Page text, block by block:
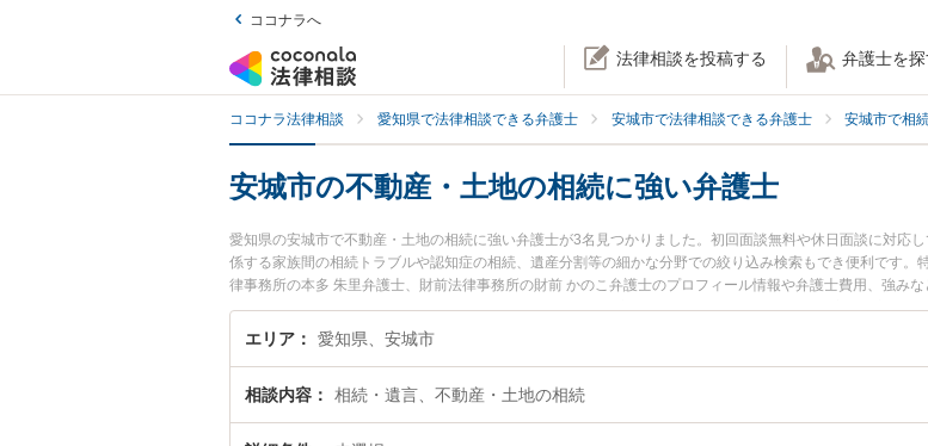
ココナラへ
法律相談を投稿する 弁護士を探
ココナラ法律相談 愛知県で法律相談できる弁護士 安城市で法律相談できる弁護士 安城市で相
安城市の不動産・土地の相続に強い弁護士
愛知県の安城市で不動産・土地の相続に強い弁護士が3名見つかりました。初回面談無料や休日面談に対応
係する家族間の相続トラブルや認知症の相続、遺産分割等の細かな分野での絞り込み検索もでき便利です
律事務所の本多 朱里弁護士、財前法律事務所の財前 かのこ弁護士のプロフィール情報や弁護士費用、強み
地の相続のトラブルを今すぐに弁護士に相談したい』『不動産・土地の相続のトラブル解決の実績豊富な
相談できる安城市内の弁護士に相談予約したい』などでお困りの相談者さんにおすすめです。
エリア 愛知県、安城市
相談内容 相続・遺言、不動産・土地の相続